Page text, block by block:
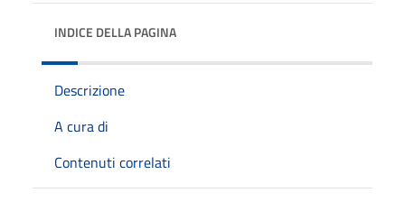
INDICE DELLA PAGINA
Descrizione
A cura di
Contenuti correlati